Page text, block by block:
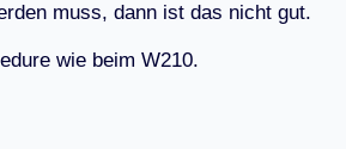
rden muss, dann ist das nicht gut.
edure wie beim W210.